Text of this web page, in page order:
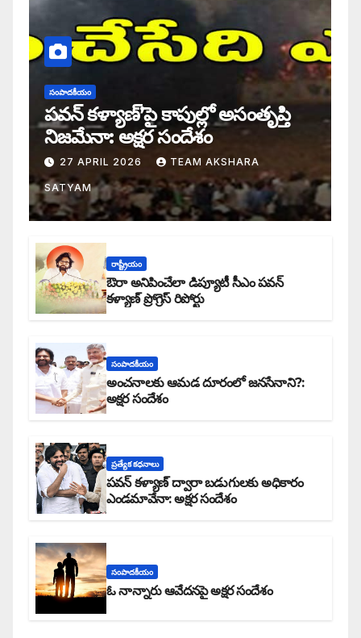
సంపాదకీయం
పవన్ కళ్యాణ్’పై కాపుల్లో అసంతృప్తి
నిజమేనా: అక్షర సందేశం
27 APRIL 2026 TEAM AKSHARA
SATYAM
రాష్ట్రీయం
ఔరా అనిపించేలా డిప్యూటీ సీఎం పవన్
కళ్యాణ్ ప్రోగ్రెస్ రిపోర్టు
సంపాదకీయం
అంచనాలకు ఆమడ దూరంలో జనసేనాని?:
అక్షర సందేశం
ప్రత్యేక కధనాలు
పవన్ కళ్యాణ్ ద్వారా బడుగులకు అధికారం
ఎండమావేనా: అక్షర సందేశం
సంపాదకీయం
ఓ నాన్నారు ఆవేదనపై అక్షర సందేశం